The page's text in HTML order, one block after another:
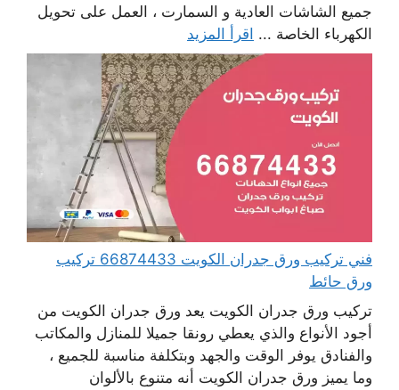
جميع الشاشات العادية و السمارت ، العمل على تحويل
الكهرباء الخاصة ... اقرأ المزيد
فني تركيب ورق جدران الكويت 66874433 تركيب
ورق حائط
تركيب ورق جدران الكويت يعد ورق جدران الكويت من
أجود الأنواع والذي يعطي رونقا جميلا للمنازل والمكاتب
والفنادق يوفر الوقت والجهد وبتكلفة مناسبة للجميع ،
وما يميز ورق جدران الكويت أنه متنوع بالألوان